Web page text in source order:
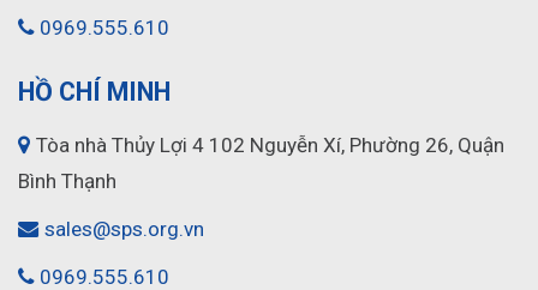
0969.555.610
HỒ CHÍ MINH
Tòa nhà Thủy Lợi 4 102 Nguyễn Xí, Phường 26, Quận
Bình Thạnh
sales@sps.org.vn
0969.555.610